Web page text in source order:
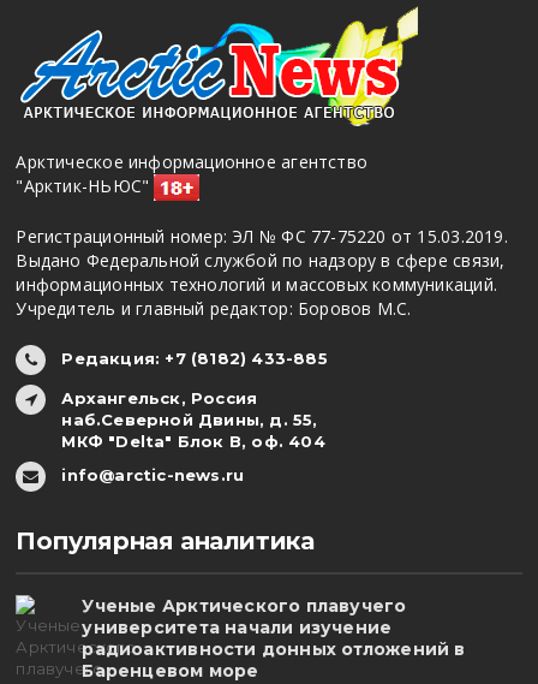
Арктическое информационное агентство
"Арктик-НЬЮС"
Регистрационный номер: ЭЛ № ФС 77-75220 от 15.03.2019.
Выдано Федеральной службой по надзору в сфере связи,
информационных технологий и массовых коммуникаций.
Учредитель и главный редактор: Боровов М.С.
Редакция: +7 (8182) 433-885
Архангельск, Россия
наб.Северной Двины, д. 55,
МКФ "Delta" Блок В, оф. 404
info@arctic-news.ru
Популярная аналитика
Ученые Арктического плавучего
университета начали изучение
радиоактивности донных отложений в
Баренцевом море